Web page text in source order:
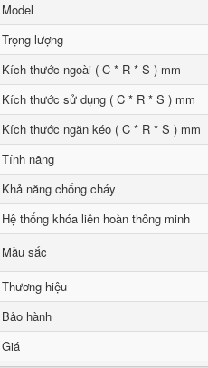
Model
Trọng lượng
Kích thước ngoài ( C * R * S ) mm
Kích thước sử dụng ( C * R * S ) mm
Kích thước ngăn kéo ( C * R * S ) mm
Tính năng
Khả năng chống cháy
Hệ thống khóa liên hoàn thông minh
Mầu sắc
Thương hiệu
Bảo hành
Giá